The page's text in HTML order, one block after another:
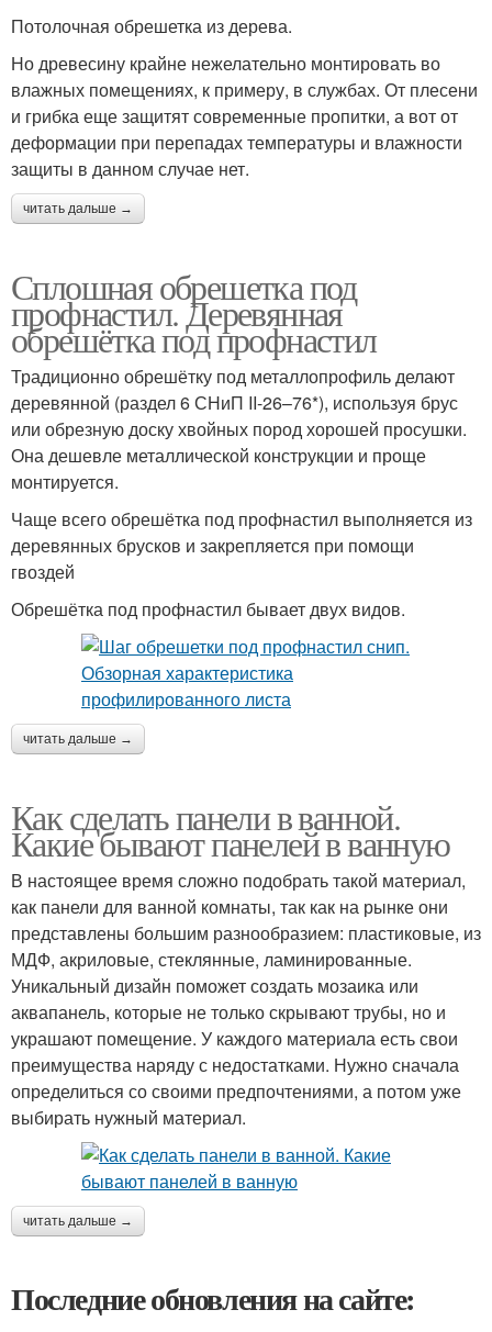
Потолочная обрешетка из дерева.
Но древесину крайне нежелательно монтировать во
влажных помещениях, к примеру, в службах. От плесени
и грибка еще защитят современные пропитки, а вот от
деформации при перепадах температуры и влажности
защиты в данном случае нет.
читать дальше →
Сплошная обрешетка под
профнастил. Деревянная
обрешётка под профнастил
Традиционно обрешётку под металлопрофиль делают
деревянной (раздел 6 СНиП II-26–76*), используя брус
или обрезную доску хвойных пород хорошей просушки.
Она дешевле металлической конструкции и проще
монтируется.
Чаще всего обрешётка под профнастил выполняется из
деревянных брусков и закрепляется при помощи
гвоздей
Обрешётка под профнастил бывает двух видов.
читать дальше →
Как сделать панели в ванной.
Какие бывают панелей в ванную
В настоящее время сложно подобрать такой материал,
как панели для ванной комнаты, так как на рынке они
представлены большим разнообразием: пластиковые, из
МДФ, акриловые, стеклянные, ламинированные.
Уникальный дизайн поможет создать мозаика или
аквапанель, которые не только скрывают трубы, но и
украшают помещение. У каждого материала есть свои
преимущества наряду с недостатками. Нужно сначала
определиться со своими предпочтениями, а потом уже
выбирать нужный материал.
читать дальше →
Последние обновления на сайте: